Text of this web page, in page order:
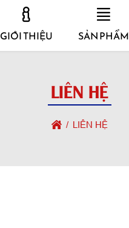
GIỚI THIỆU SẢN PHẨM
LIÊN HỆ
LIÊN HỆ